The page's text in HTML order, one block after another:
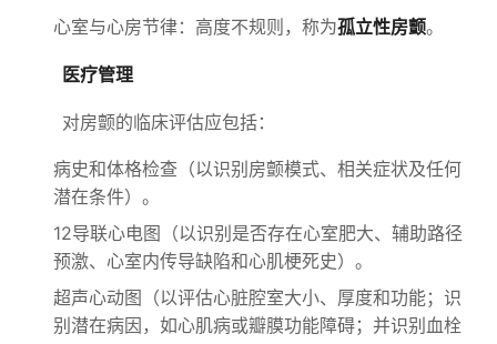
心室与心房节律：高度不规则，称为孤立性房颤。
医疗管理
对房颤的临床评估应包括：
病史和体格检查（以识别房颤模式、相关症状及任何
潜在条件）。
12导联心电图（以识别是否存在心室肥大、辅助路径
预激、心室内传导缺陷和心肌梗死史）。
超声心动图（以评估心脏腔室大小、厚度和功能；识
别潜在病因，如心肌病或瓣膜功能障碍；并识别血栓